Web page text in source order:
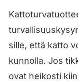
sille, että katto
kunnolla. Jos
ovat heikosti